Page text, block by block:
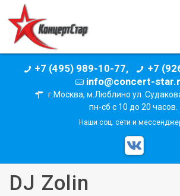
+7 (495) 989-10-77,
+7
info@concert-
г.Москва, м.Люблино ул.
пн-сб с 10 до 20 часов.
Наши соц. сети и
DJ Zolin